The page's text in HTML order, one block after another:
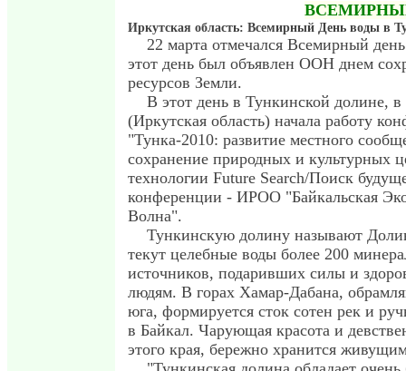
Иркутская область: Всемирный День воды в
22 марта отмечался Всемирный
этот день был объявлен ООН днем
ресурсов Земли.
В этот день в Тункинской долине,
(Иркутская область) начала работу
"Тунка-2010: развитие местного
сохранение природных и культурных
технологии Future Search/Поиск
конференции - ИРОО "Байкальская
Волна".
Тункинскую долину называют
текут целебные воды более 200
источников, подаривших силы и
людям. В горах Хамар-Дабана,
юга, формируется сток сотен рек и
в Байкал. Чарующая красота и
этого края, бережно хранится